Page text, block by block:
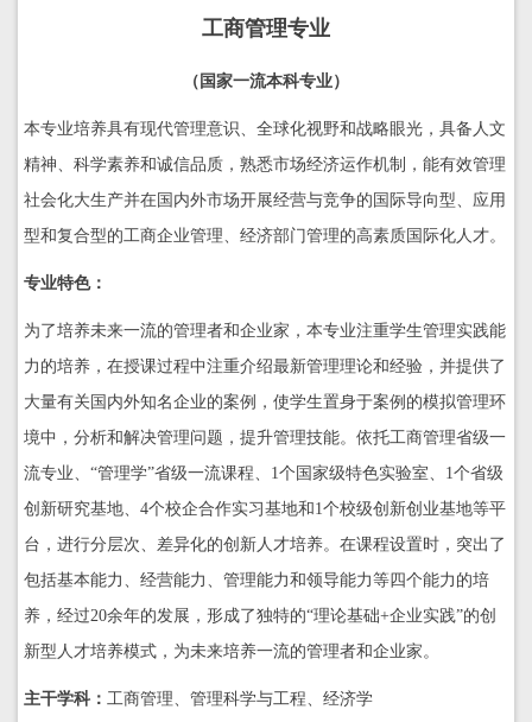
工商管理专业
（国家一流本科专业）
本专业培养具有现代管理意识、全球化视野和战略眼光，具备人文
精神、科学素养和诚信品质，熟悉市场经济运作机制，能有效管理
社会化大生产并在国内外市场开展经营与竞争的国际导向型、应用
型和复合型的工商企业管理、经济部门管理的高素质国际化人才。
专业特色：
为了培养未来一流的管理者和企业家，本专业注重学生管理实践能
力的培养，在授课过程中注重介绍最新管理理论和经验，并提供了
大量有关国内外知名企业的案例，使学生置身于案例的模拟管理环
境中，分析和解决管理问题，提升管理技能。依托工商管理省级一
流专业、“管理学”省级一流课程、1个国家级特色实验室、1个省级
创新研究基地、4个校企合作实习基地和1个校级创新创业基地等平
台，进行分层次、差异化的创新人才培养。在课程设置时，突出了
包括基本能力、经营能力、管理能力和领导能力等四个能力的培
养，经过20余年的发展，形成了独特的“理论基础+企业实践”的创
新型人才培养模式，为未来培养一流的管理者和企业家。
主干学科： 工商管理、管理科学与工程、经济学